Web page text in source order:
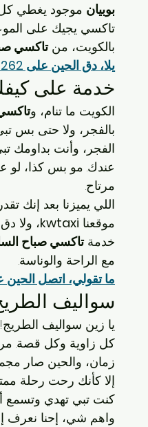
بوبيان موجود يغطي كل
تاكسي يجيك على
بالكويت، من تاكسي
يلا، دق الحين على 96630262 وخل مشوارك يصير أحلى!
خدمة على كيفك، 24
الكويت ما تنام، و
الفجر، وأنت
عندك. مو بس كذا، لو
مرتاح.
اللي يميزنا بعد إنك
موقعنا kwtaxi، ولا
خدمة تاكسي صباح
مع الراحة والوناسة.
ما تقولي، اتصل الحين على 96630262
سواليف
يا زين سواليف
كل زاوية وكل قصة.
زمان، والحين صار
إلا كأنك رحت رحلة
كنت تبي تهدي وتسمع
واهم شي، إحنا نعرف